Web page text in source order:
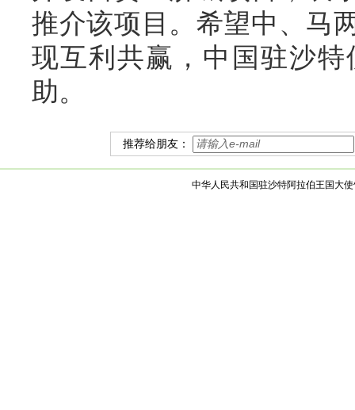
推介该项目。希望中、马
现互利共赢，中国驻沙
助。
推荐给朋友：
中华人民共和国驻沙特阿拉伯王国大使